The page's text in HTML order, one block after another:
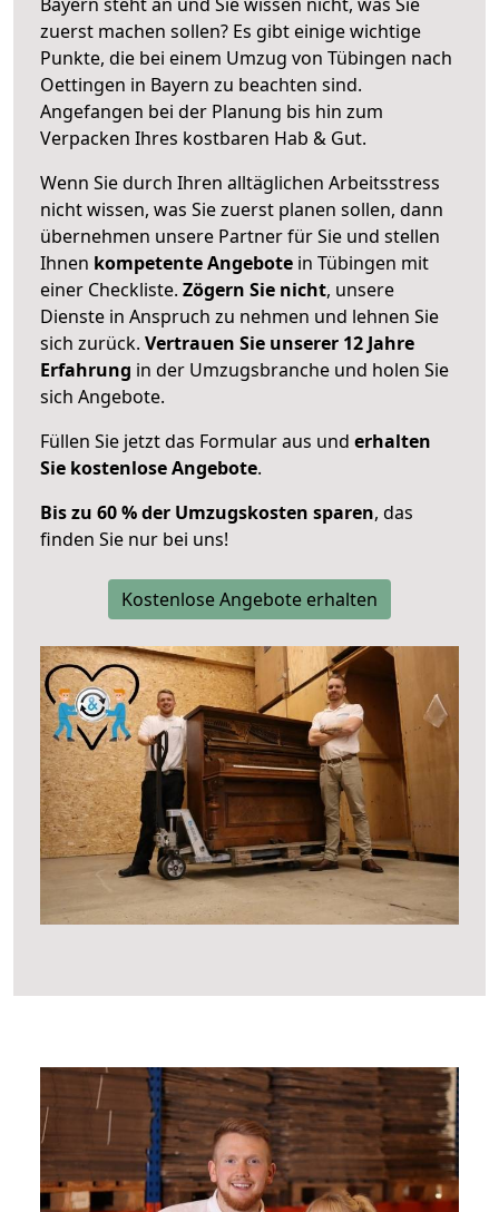
zuerst machen sollen? Es gibt einige wichtige
Punkte, die bei einem Umzug von Tübingen nach
Oettingen in Bayern zu beachten sind.
Angefangen bei der Planung bis hin zum
Verpacken Ihres kostbaren Hab & Gut.
Wenn Sie durch Ihren alltäglichen Arbeitsstress
nicht wissen, was Sie zuerst planen sollen, dann
übernehmen unsere Partner für Sie und stellen
Ihnen kompetente Angebote in Tübingen mit
einer Checkliste. Zögern Sie nicht, unsere
Dienste in Anspruch zu nehmen und lehnen Sie
sich zurück. Vertrauen Sie unserer 12 Jahre
Erfahrung in der Umzugsbranche und holen Sie
sich Angebote.
Füllen Sie jetzt das Formular aus und erhalten
Sie kostenlose Angebote.
Bis zu 60 % der Umzugskosten sparen, das
finden Sie nur bei uns!
Kostenlose Angebote erhalten